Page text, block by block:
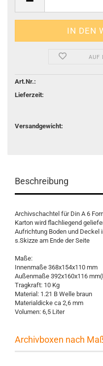
AUF
Art.Nr.:
Lieferzeit:
Versandgewicht:
Beschreibung
Archivschachtel für Din A 6
Karton wird flachliegend
Aufrichtung Boden und Deckel
s.Skizze am Ende der Seite
Maße:
Innenmaße 368x154x110 mm
Außenmaße 392x160x116
Tragkraft: 10 Kg
Material: 1.21 B Welle braun
Materialdicke ca 2,6 mm
Volumen: 6,5 Liter
Archivboxen nach